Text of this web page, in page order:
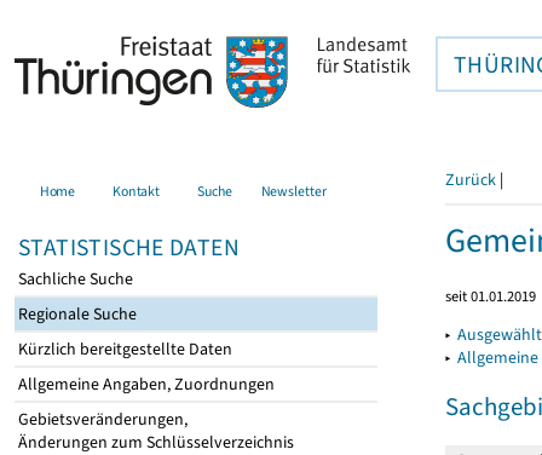
Home Kontakt Suche Newsletter
STATISTISCHE DATEN
Sachliche Suche
Regionale Suche
Kürzlich bereitgestellte Daten
Allgemeine Angaben, Zuordnungen
Gebietsveränderungen,
Änderungen zum Schlüsselverzeichnis
Zurück |
seit 01.01.2019
▸
▸